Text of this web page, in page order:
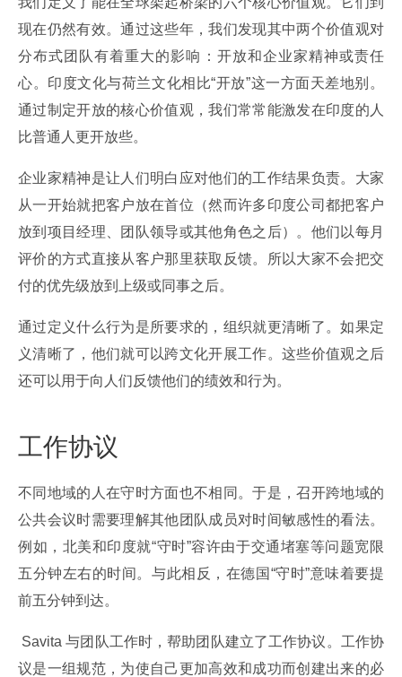
现在仍然有效。通过这些年，我们发现其中两个价值观对
分布式团队有着重大的影响：开放和企业家精神或责任
心。印度文化与荷兰文化相比“开放”这一方面天差地别。
通过制定开放的核心价值观，我们常常能激发在印度的人
比普通人更开放些。
企业家精神是让人们明白应对他们的工作结果负责。大家
从一开始就把客户放在首位（然而许多印度公司都把客户
放到项目经理、团队领导或其他角色之后）。他们以每月
评价的方式直接从客户那里获取反馈。所以大家不会把交
付的优先级放到上级或同事之后。
通过定义什么行为是所要求的，组织就更清晰了。如果定
义清晰了，他们就可以跨文化开展工作。这些价值观之后
还可以用于向人们反馈他们的绩效和行为。
工作协议
不同地域的人在守时方面也不相同。于是，召开跨地域的
公共会议时需要理解其他团队成员对时间敏感性的看法。
例如，北美和印度就“守时”容许由于交通堵塞等问题宽限
五分钟左右的时间。与此相反，在德国“守时”意味着要提
前五分钟到达。
议是一组规范，为使自己更加高效和成功而创建出来的必